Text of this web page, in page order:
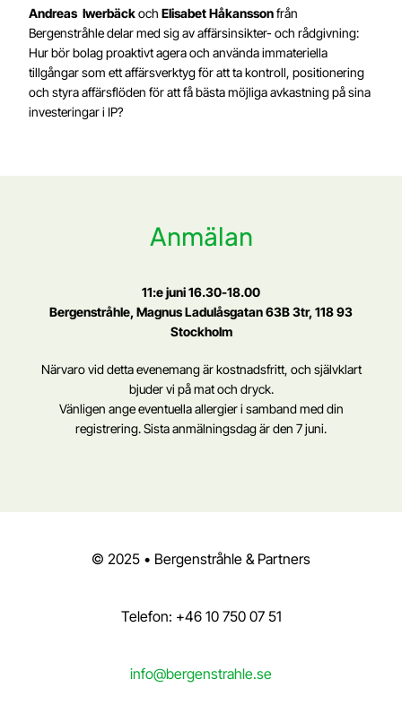
Andreas Iwerbäckoch Elisabet Håkanssonfrån
Bergenstråhle delar med sig av affärsinsikter- och rådgivning:
Hur bör bolag proaktivt agera och använda immateriella
tillgångar som ett affärsverktyg för att ta kontroll, positionering
och styra affärsflöden för att få bästa möjliga avkastning på sina
investeringar i IP?
Anmälan
11:e juni 16.30-18.00
Bergenstråhle, Magnus Ladulåsgatan 63B 3tr, 118 93
Stockholm
Närvaro vid detta evenemang är kostnadsfritt, och självklart
bjuder vi på mat och dryck.
Vänligen ange eventuella allergier i samband med din
registrering. Sista anmälningsdag är den 7 juni.
© 2025 • Bergenstråhle & Partners
Telefon: +46 10 750 07 51
info@bergenstrahle.se